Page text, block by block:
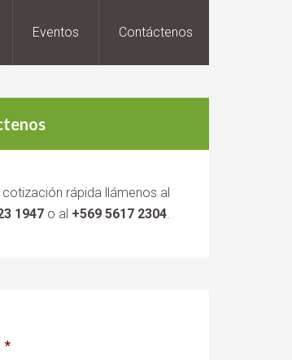
Eventos Contáctenos
cotización rápida llámenos al
1947 o al +569 5617 2304.
*